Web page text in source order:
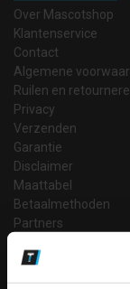
Over Mascotshop
Klantenservice
Contact
Algemene
Ruilen en
Privacy
Verzenden
Garantie
Disclaimer
Maattabel
Betaalmethoden
Partners
Makkelijk
Gratis